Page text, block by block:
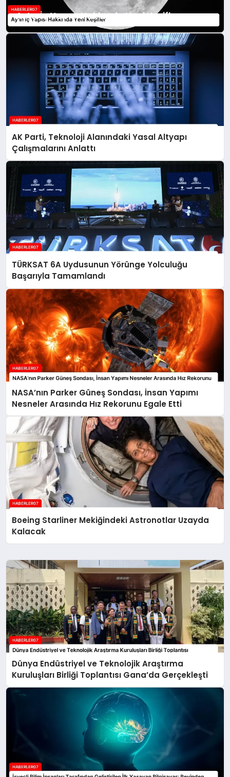
Ay’ın İç Yapısı Hakkında Yeni Keşifler
AK Parti, Teknoloji Alanındaki Yasal Altyapı
Çalışmalarını Anlattı
TÜRKSAT 6A Uydusunun Yörünge Yolculuğu
Başarıyla Tamamlandı
NASA’nın Parker Güneş Sondası, İnsan Yapımı
Nesneler Arasında Hız Rekorunu Egale Etti
Boeing Starliner Mekiğindeki Astronotlar Uzayda
Kalacak
Dünya Endüstriyel ve Teknolojik Araştırma
Kuruluşları Birliği Toplantısı Gana’da Gerçekleşti